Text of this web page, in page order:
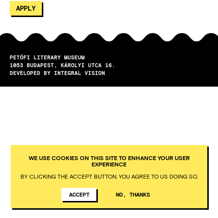
PETŐFI LITERARY MUSEUM
1053
BUDAPEST
KÁROLYI UTCA 16.
DEVELOPED BY INTEGRAL VISION
WE USE COOKIES ON THIS SITE TO ENHANCE YOUR USER
EXPERIENCE
BY CLICKING THE ACCEPT BUTTON, YOU AGREE TO US DOING SO.
ACCEPT NO, THANKS